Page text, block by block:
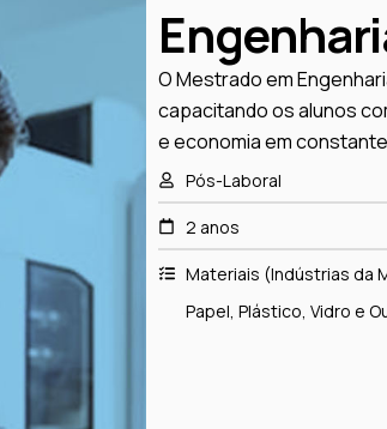
O Mestrado em
capacitando os alunos
e economia em
Pós-Laboral
2 anos
Materiais (Indústrias da
Papel, Plástico, Vidro e